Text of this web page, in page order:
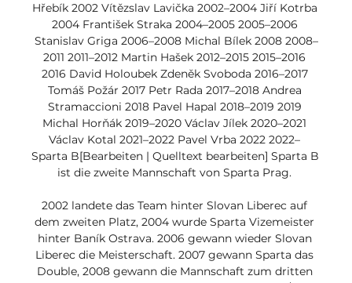
Hřebík 2002 Vítězslav Lavička 2002–2004 Jiří Kotrba
2004 František Straka 2004–2005 2005–2006
Stanislav Griga 2006–2008 Michal Bílek 2008 2008–
2011 2011–2012 Martin Hašek 2012–2015 2015–2016
2016 David Holoubek Zdeněk Svoboda 2016–2017
Tomáš Požár 2017 Petr Rada 2017–2018 Andrea
Stramaccioni 2018 Pavel Hapal 2018–2019 2019
Michal Horňák 2019–2020 Václav Jílek 2020–2021
Václav Kotal 2021–2022 Pavel Vrba 2022 2022–
Sparta B[Bearbeiten | Quelltext bearbeiten] Sparta B
ist die zweite Mannschaft von Sparta Prag.
2002 landete das Team hinter Slovan Liberec auf
dem zweiten Platz, 2004 wurde Sparta Vizemeister
hinter Baník Ostrava. 2006 gewann wieder Slovan
Liberec die Meisterschaft. 2007 gewann Sparta das
Double, 2008 gewann die Mannschaft zum dritten